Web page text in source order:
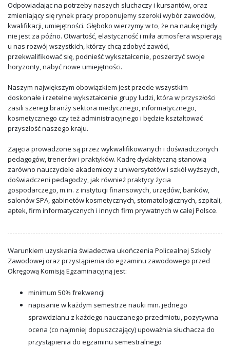
Odpowiadając na potrzeby naszych słuchaczy i kursantów, oraz
zmieniający się rynek pracy proponujemy szeroki wybór zawodów,
kwalifikacji, umiejętności. Głęboko wierzymy w to, że na naukę nigdy
nie jest za późno. Otwartość, elastyczność i miła atmosfera wspierają
u nas rozwój wszystkich, którzy chcą zdobyć zawód,
przekwalifikować się, podnieść wykształcenie, poszerzyć swoje
horyzonty, nabyć nowe umiejętności.
Naszym największym obowiązkiem jest przede wszystkim
doskonałe i rzetelne wykształcenie grupy ludzi, która w przyszłości
zasili szeregi branży sektora medycznego, informatycznego,
kosmetycznego czy też administracyjnego i będzie kształtować
przyszłość naszego kraju.
Zajęcia prowadzone są przez wykwalifikowanych i doświadczonych
pedagogów, trenerów i praktyków. Kadrę dydaktyczną stanowią
zarówno nauczyciele akademiccy z uniwersytetów i szkół wyższych,
doświadczeni pedagodzy, jak również praktycy życia
gospodarczego, m.in. z instytucji finansowych, urzędów, banków,
salonów SPA, gabinetów kosmetycznych, stomatologicznych, szpitali,
aptek, firm informatycznych i innych firm prywatnych w całej Polsce.
Warunkiem uzyskania świadectwa ukończenia Policealnej Szkoły
Zawodowej oraz przystąpienia do egzaminu zawodowego przed
Okręgową Komisją Egzaminacyjną jest:
minimum 50% frekwencji
napisanie w każdym semestrze nauki min. jednego
sprawdzianu z każdego nauczanego przedmiotu, pozytywna
ocena (co najmniej dopuszczający) upoważnia słuchacza do
przystąpienia do egzaminu semestralnego